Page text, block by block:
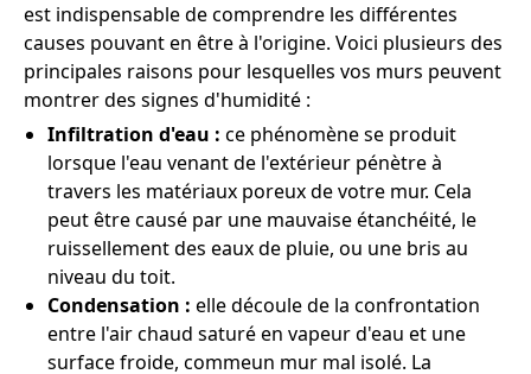
est indispensable de comprendre les différentes
causes pouvant en être à l'origine. Voici plusieurs des
principales raisons pour lesquelles vos murs peuvent
montrer des signes d'humidité :
Infiltration d'eau : ce phénomène se produit
lorsque l'eau venant de l'extérieur pénètre à
travers les matériaux poreux de votre mur. Cela
peut être causé par une mauvaise étanchéité, le
ruissellement des eaux de pluie, ou une bris au
niveau du toit.
Condensation : elle découle de la confrontation
entre l'air chaud saturé en vapeur d'eau et une
surface froide, commeun mur mal isolé. La